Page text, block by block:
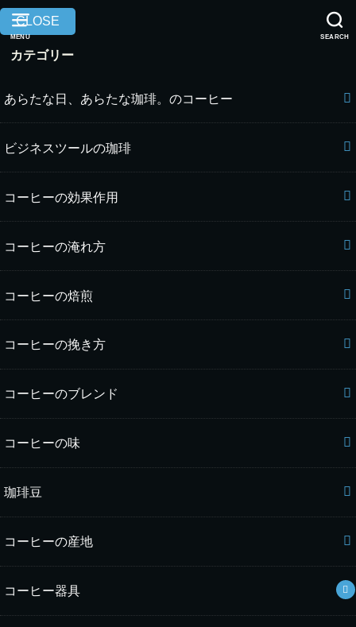
MENU
CLOSE
カテゴリー
あらたな日、あらたな珈琲。のコーヒー
ビジネスツールの珈琲
コーヒーの効果作用
コーヒーの淹れ方
コーヒーの焙煎
コーヒーの挽き方
コーヒーのブレンド
コーヒーの味
珈琲豆
コーヒーの産地
コーヒー器具
SEARCH